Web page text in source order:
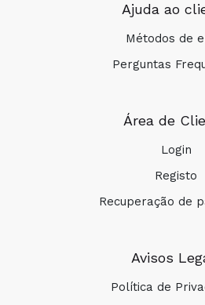
Ajuda ao
Métodos de
Perguntas
Área de
Login
Registo
Recuperação de
Avisos
Política de